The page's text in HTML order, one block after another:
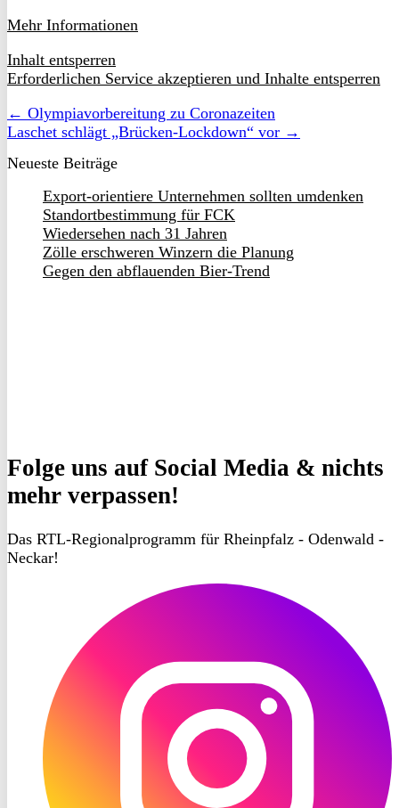
Mehr Informationen
Inhalt entsperren
Erforderlichen Service akzeptieren und Inhalte entsperren
← Olympiavorbereitung zu Coronazeiten
Laschet schlägt „Brücken-Lockdown“ vor →
Neueste Beiträge
Export-orientiere Unternehmen sollten umdenken
Standortbestimmung für FCK
Wiedersehen nach 31 Jahren
Zölle erschweren Winzern die Planung
Gegen den abflauenden Bier-Trend
Folge uns auf Social Media & nichts
mehr verpassen!
Das RTL-Regionalprogramm für Rheinpfalz - Odenwald -
Neckar!
Instagram